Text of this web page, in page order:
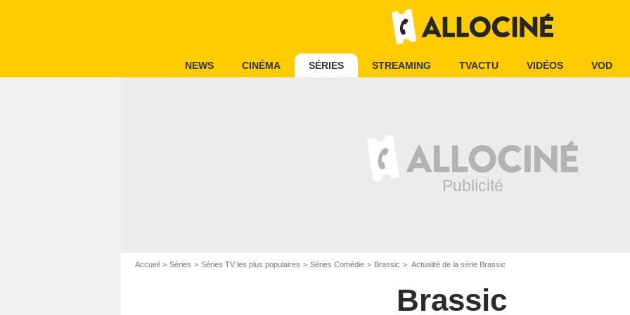
NEWS CINÉMA SÉRIES STREAMING TVACTU VIDÉOS VOD
Accueil Séries Séries TV les plus populaires Séries Comédie Brassic Actualité de la série Brassic
Brassic